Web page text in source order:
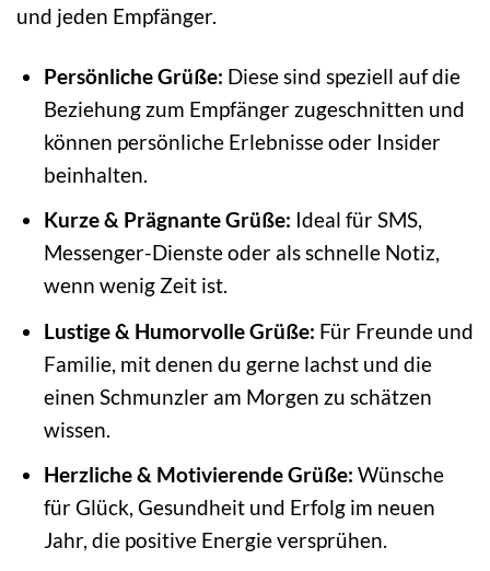
und jeden Empfänger.
Persönliche Grüße: Diese sind speziell auf die
Beziehung zum Empfänger zugeschnitten und
können persönliche Erlebnisse oder Insider
beinhalten.
Kurze & Prägnante Grüße: Ideal für SMS,
Messenger-Dienste oder als schnelle Notiz,
wenn wenig Zeit ist.
Lustige & Humorvolle Grüße: Für Freunde und
Familie, mit denen du gerne lachst und die
einen Schmunzler am Morgen zu schätzen
wissen.
Herzliche & Motivierende Grüße: Wünsche
für Glück, Gesundheit und Erfolg im neuen
Jahr, die positive Energie versprühen.